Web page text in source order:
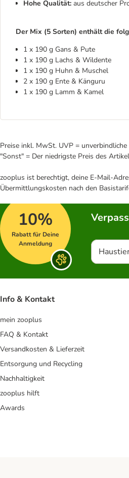
Hohe Qualität: aus deutscher
Der Mix (5 Sorten) enthält die
1 x 190 g Gans & Pute
1 x 190 g Lachs & Wildente
1 x 190 g Huhn & Muschel
2 x 190 g Ente & Känguru
1 x 190 g Lamm & Kamel
Preise inkl. MwSt. UVP =
"Sonst" = Der niedrigste Preis des
zooplus ist berechtigt, deine E-Mail-
Übermittlungskosten nach den
10%
Rabatt für Deine
Anmeldung
Info & Kontakt
mein zooplus
FAQ & Kontakt
Versandkosten & Lieferzeit
Entsorgung und Recycling
Nachhaltigkeit
zooplus hilft
Awards